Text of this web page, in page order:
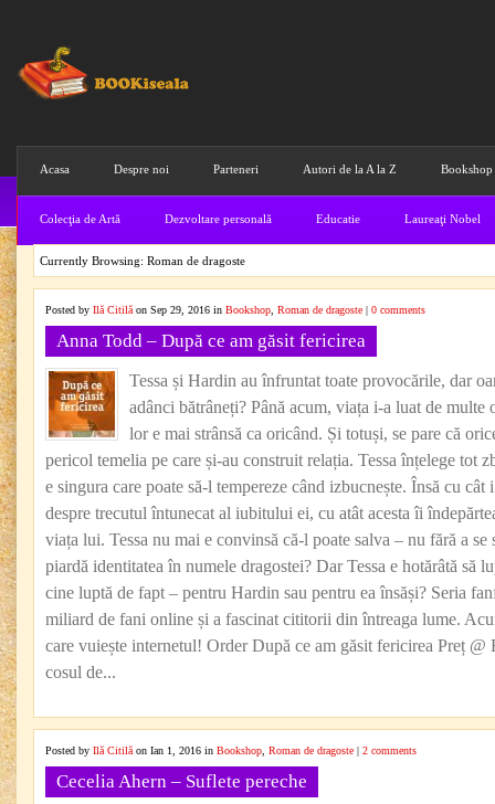
Acasa Despre noi Parteneri Autori de la A la Z Bookshop
Colecţia de Artă Dezvoltare personală Educatie Laureaţi Nobel
Currently Browsing: Roman de dragoste
Posted by Ilă Citilă on Sep 29, 2016 in Bookshop Roman de dragoste | 0 comments
Anna Todd – După ce am găsit fericirea
Tessa și Hardin au înfruntat toate provocările, dar
adânci bătrâneți? Până acum, viața i-a luat de
lor e mai strânsă ca oricând. Și totuși, se pare că
pericol temelia pe care și-au construit relația. Tessa înțelege tot
e singura care poate să-l tempereze când izbucnește. Însă cu
despre trecutul întunecat al iubitului ei, cu atât acesta îi
viața lui. Tessa nu mai e convinsă că-l poate salva – nu fără a
piardă identitatea în numele dragostei? Dar Tessa e hotărâtă să
cine luptă de fapt – pentru Hardin sau pentru ea însăși? Seria
miliard de fani online și a fascinat cititorii din întreaga lume.
care vuiește internetul! Order După ce am găsit fericirea Preț
cosul de...
Posted by Ilă Citilă on Ian 1, 2016 in Bookshop Roman de dragoste | 2 comments
Cecelia Ahern – Suflete pereche